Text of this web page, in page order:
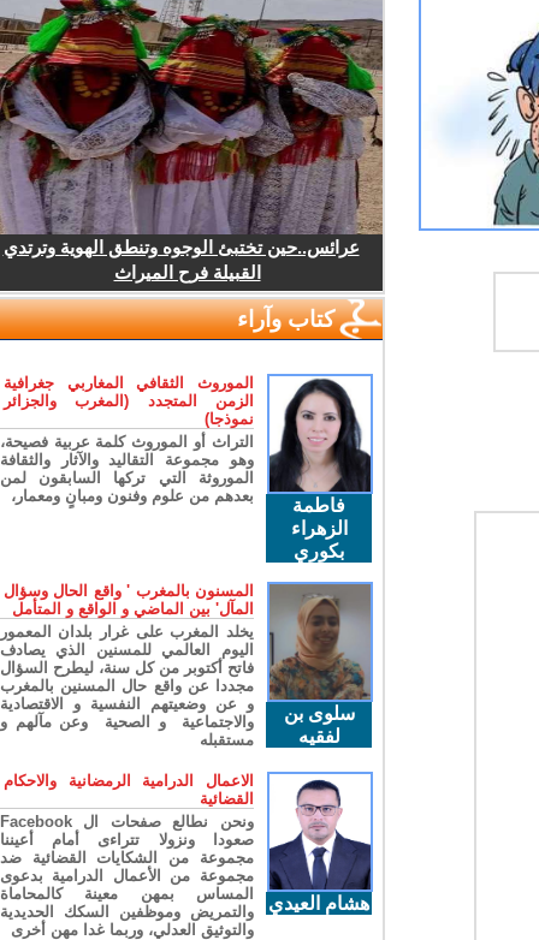
عرائس..حين تختبئ الوجوه وتنطق الهوية وترتدي
القبيلة فرح الميراث
كتاب وآراء
فاطمة
الزهراء
بكوري
الموروث الثقافي المغاربي جغرافية
الزمن المتجدد (المغرب والجزائر
نموذجا)
التراث أو الموروث كلمة عربية فصيحة،
وهو مجموعة التقاليد والآثار والثقافة
الموروثة التي تركها السابقون لمن
بعدهم من علوم وفنون ومبانٍ ومعمار،
سلوى بن
لفقيه
المسنون بالمغرب ' واقع الحال وسؤال
المآل' بين الماضي و الواقع و المتأمل
يخلد المغرب على غرار بلدان المعمور
اليوم العالمي للمسنين الذي يصادف
فاتح أكتوبر من كل سنة، ليطرح السؤال
مجددا عن واقع حال المسنين بالمغرب
و عن وضعيتهم النفسية و الاقتصادية
والاجتماعية و الصحية وعن مآلهم و
مستقبله
هشام العيدي
الاعمال الدرامية الرمضانية والاحكام
القضائية
ونحن نطالع صفحات ال Facebook
صعودا ونزولا تتراءى أمام أعيننا
مجموعة من الشكايات القضائية ضد
مجموعة من الأعمال الدرامية بدعوى
المساس بمهن معينة كالمحاماة
والتمريض وموظفين السكك الحديدية
والتوثيق العدلي، وربما غدا مهن أخرى